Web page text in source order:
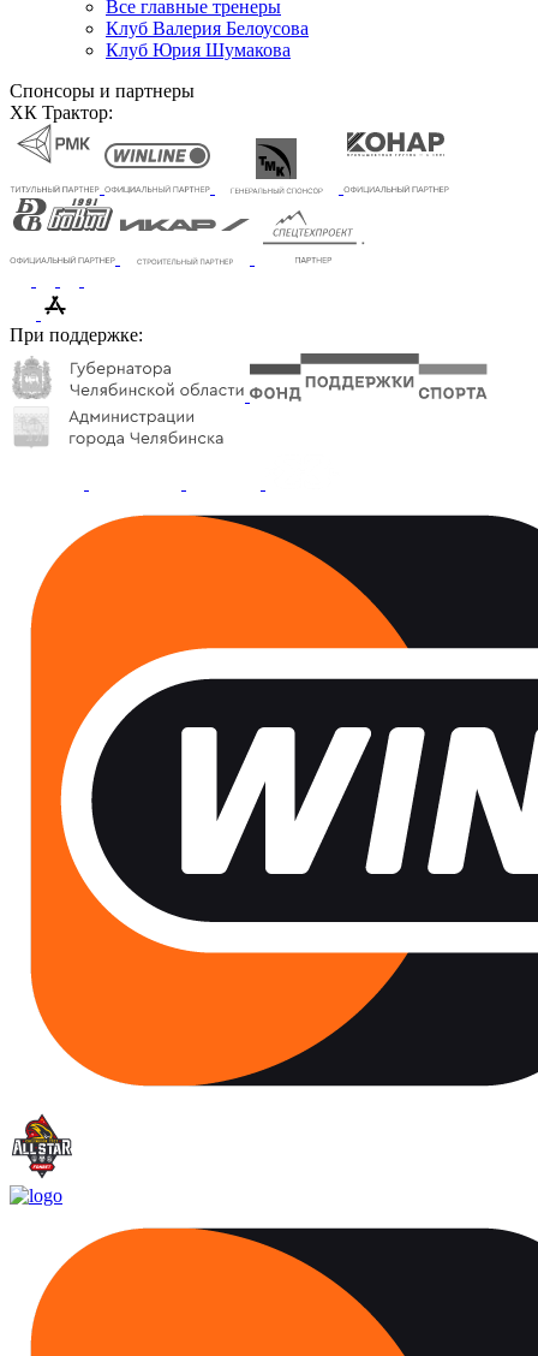
Все главные тренеры
Клуб Валерия Белоусова
Клуб Юрия Шумакова
Спонсоры и партнеры
ХК Трактор:
При поддержке: